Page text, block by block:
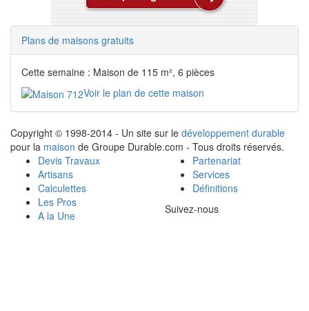
Plans de maisons gratuits
Cette semaine : Maison de 115 m², 6 pièces
Voir le plan de cette maison
Copyright © 1998-2014 - Un site sur le développement durable
pour la maison de Groupe Durable.com - Tous droits réservés.
Devis Travaux
Artisans
Calculettes
Les Pros
A la Une
Partenariat
Services
Définitions
Suivez-nous